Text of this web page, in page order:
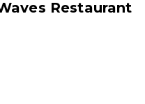
Restaurant